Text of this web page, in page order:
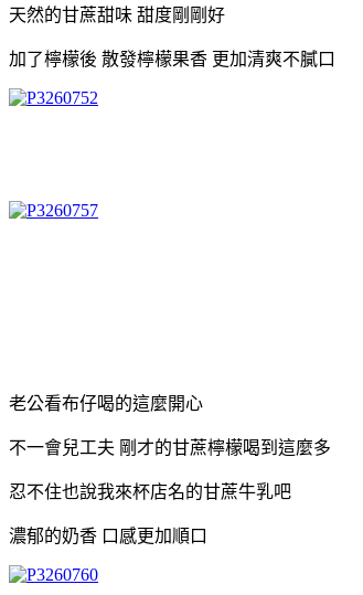
天然的甘蔗甜味 甜度剛剛好
加了檸檬後 散發檸檬果香 更加清爽不膩口
老公看布仔喝的這麼開心
不一會兒工夫 剛才的甘蔗檸檬喝到這麼多
忍不住也說我來杯店名的甘蔗牛乳吧
濃郁的奶香 口感更加順口